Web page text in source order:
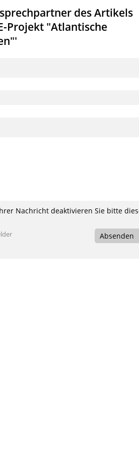
des Artikels
Projekt "Atlantische
Nachricht deaktivieren Sie bitte
Absenden